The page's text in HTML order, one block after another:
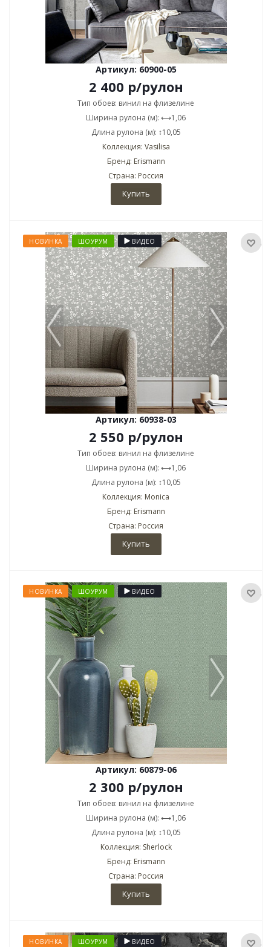
Артикул: 60900-05
2 400 р/рулон
Тип обоев: винил на флизелине
Ширина рулона (м): ⟷1,06
Длина рулона (м): ↕10,05
Коллекция: Vasilisa
Бренд: Erismann
Страна: Россия
Купить
НОВИНКА ШОУРУМ ВИДЕО
Артикул: 60938-03
2 550 р/рулон
Тип обоев: винил на флизелине
Ширина рулона (м): ⟷1,06
Длина рулона (м): ↕10,05
Коллекция: Monica
Бренд: Erismann
Страна: Россия
Купить
НОВИНКА ШОУРУМ ВИДЕО
Артикул: 60879-06
2 300 р/рулон
Тип обоев: винил на флизелине
Ширина рулона (м): ⟷1,06
Длина рулона (м): ↕10,05
Коллекция: Sherlock
Бренд: Erismann
Страна: Россия
Купить
НОВИНКА ШОУРУМ ВИДЕО